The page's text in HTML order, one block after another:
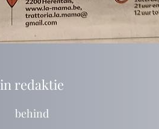
in redaktie
behind